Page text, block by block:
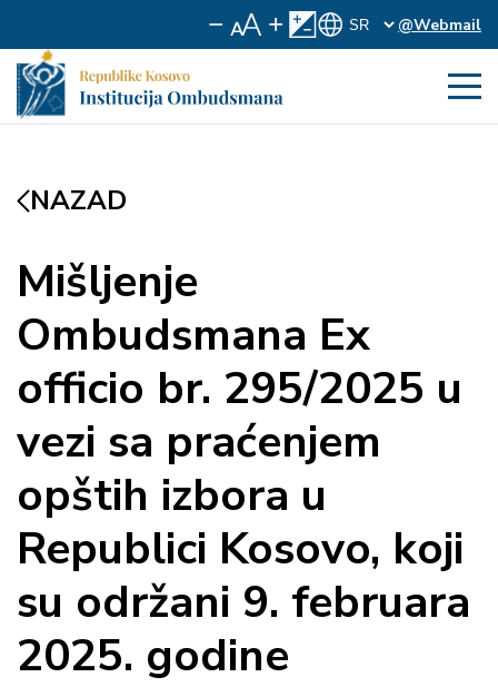
@Webmail
NAZAD
Mišljenje
Ombudsmana Ex
officio br. 295/2025 u
vezi sa praćenjem
opštih izbora u
Republici Kosovo, koji
su održani 9. februara
2025. godine